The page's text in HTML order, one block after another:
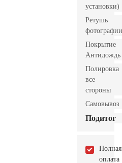
установки)
Ретушь
фотографии
Покрытие
Антидождь
Полировка
все
стороны
Самовывоз
Подитог
Полная
оплата